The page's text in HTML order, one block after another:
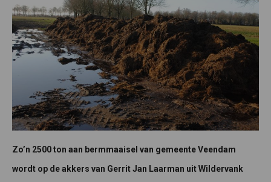
Zo’n 2500 ton aan bermmaaisel van gemeente Veendam
wordt op de akkers van Gerrit Jan Laarman uit Wildervank